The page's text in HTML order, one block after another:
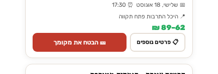
📅 שלישי, 18 אוגוסט ⏰ 17:30
📍 היכל התרבות פתח תקווה
62–89 ₪
📋 פרטים נוספים 🎫 הבטח את מקומך